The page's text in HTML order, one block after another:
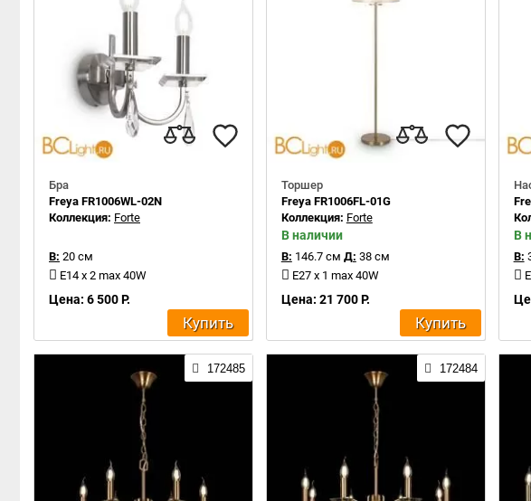
Бра
Freya FR1006WL-02N
Коллекция: Forte
В: 20 см
E14 x 2 max 40W
Цена: 6 500 Р.
Купить
Торшер
Freya FR1006FL-01G
Коллекция: Forte
В наличии
В: 146.7 см Д: 38 см
E27 x 1 max 40W
Цена: 21 700 Р.
Купить
В
В:
172485 172484